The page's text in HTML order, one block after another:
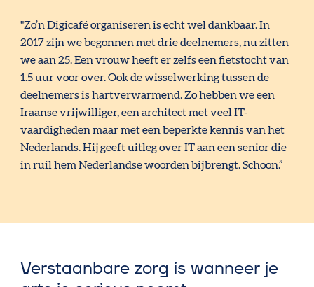
"Zo’n Digicafé organiseren is echt wel dankbaar. In
2017 zijn we begonnen met drie deelnemers, nu zitten
we aan 25. Een vrouw heeft er zelfs een fietstocht van
1.5 uur voor over. Ook de wisselwerking tussen de
deelnemers is hartverwarmend. Zo hebben we een
Iraanse vrijwilliger, een architect met veel IT-
vaardigheden maar met een beperkte kennis van het
Nederlands. Hij geeft uitleg over IT aan een senior die
in ruil hem Nederlandse woorden bijbrengt. Schoon.”
Verstaanbare zorg is wanneer je